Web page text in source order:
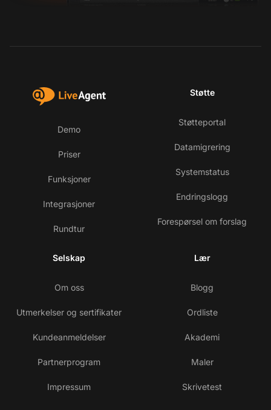
Demo
Priser
Funksjoner
Integrasjoner
Rundtur
Støtte
Støtteportal
Datamigrering
Systemstatus
Endringslogg
Forespørsel om forslag
Selskap
Om oss
Utmerkelser og sertifikater
Kundeanmeldelser
Partnerprogram
Impressum
Lær
Blogg
Ordliste
Akademi
Maler
Skrivetest